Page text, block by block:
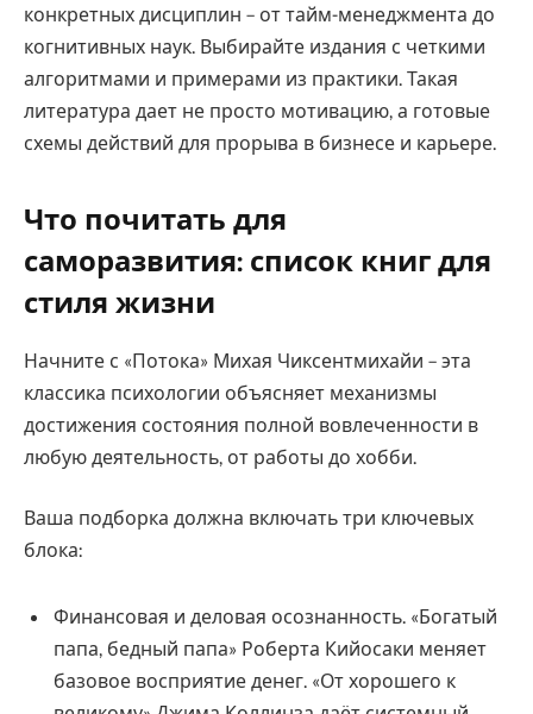
конкретных дисциплин – от тайм-менеджмента до
когнитивных наук. Выбирайте издания с четкими
алгоритмами и примерами из практики. Такая
литература дает не просто мотивацию, а готовые
схемы действий для прорыва в бизнесе и карьере.
Что почитать для
саморазвития: список книг для
стиля жизни
Начните с «Потока» Михая Чиксентмихайи – эта
классика психологии объясняет механизмы
достижения состояния полной вовлеченности в
любую деятельность, от работы до хобби.
Ваша подборка должна включать три ключевых
блока:
Финансовая и деловая осознанность. «Богатый
папа, бедный папа» Роберта Кийосаки меняет
базовое восприятие денег. «От хорошего к